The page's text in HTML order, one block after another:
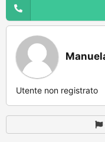
Utente non registrato